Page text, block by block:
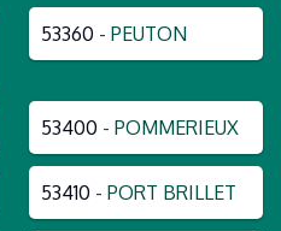
53360 - PEUTON
53400 - POMMERIEUX
53410 - PORT BRILLET